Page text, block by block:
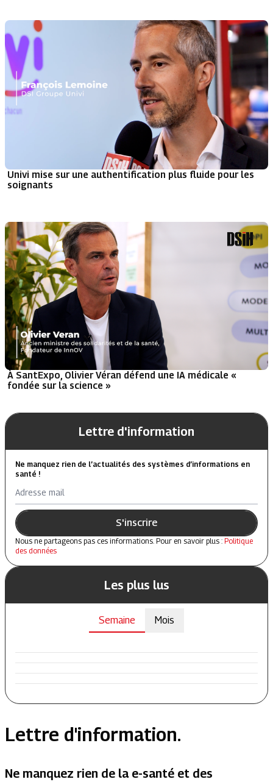
Univi mise sur une authentification plus fluide pour les
soignants
À SantExpo, Olivier Véran défend une IA médicale «
fondée sur la science »
Lettre d'information
Ne manquez rien de l’actualités des systèmes d’informations en
santé !
Adresse mail
S'inscrire
Nous ne partageons pas ces informations. Pour en savoir plus : Politique
des données
Les plus lus
Semaine Mois
Lettre d'information.
Ne manquez rien de la e-santé et des